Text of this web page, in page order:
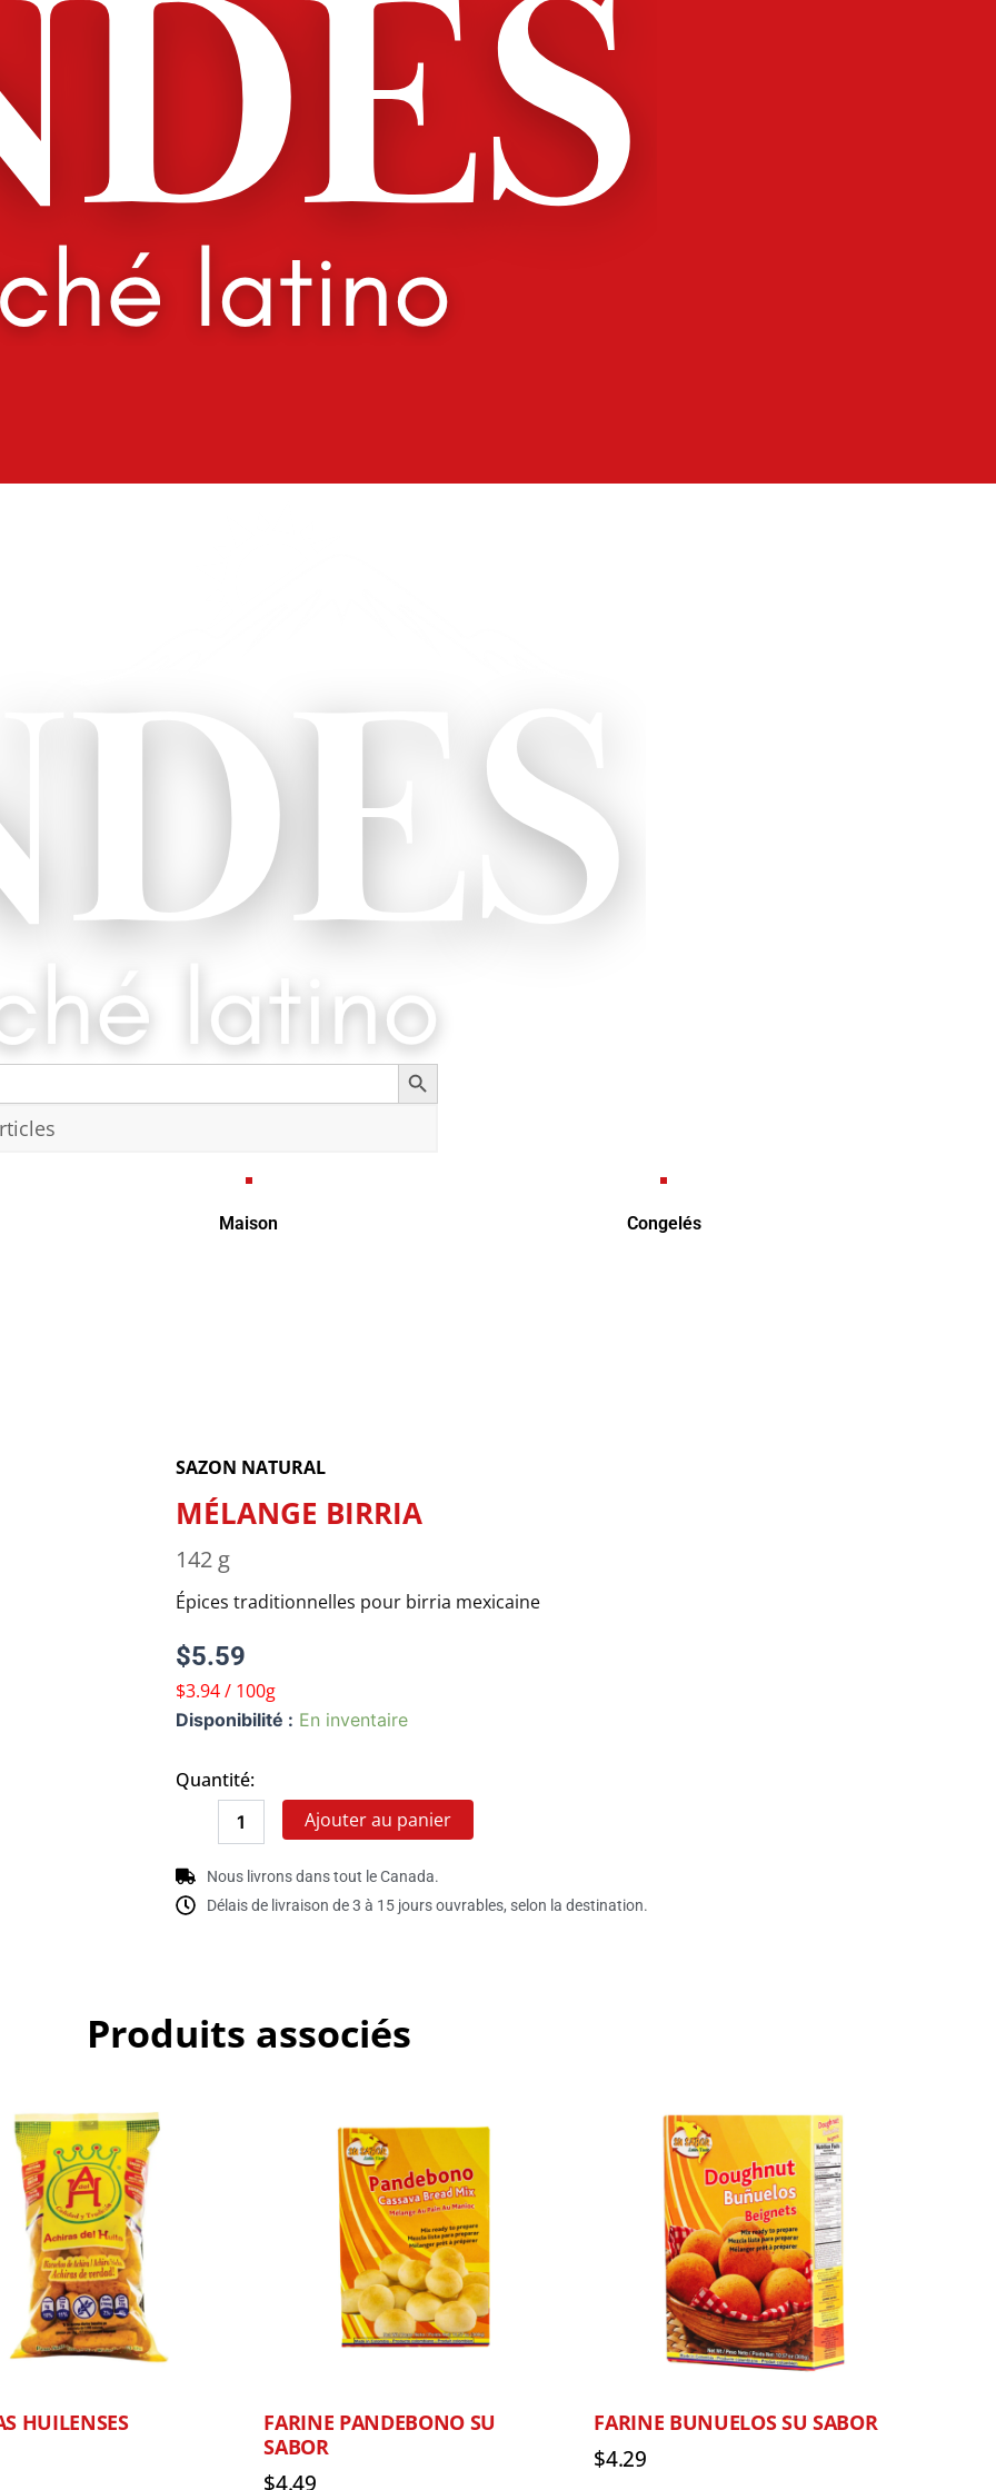
Search Button
Maison Congelés
SAZON NATURAL
MÉLANGE BIRRIA
142 g
Épices traditionnelles pour birria mexicaine
$5.59
$3.94 / 100g
Disponibilité : En inventaire
Quantité:
quantité
BIRRIA
Ajouter au panier
Nous livrons dans tout le Canada.
Délais de livraison de 3 à 15 jours ouvrables, selon la destination.
Produits associés
HUILENSES
FARINE PANDEBONO SU
SABOR
$4.49
FARINE BUNUELOS SU SABOR
$4.29